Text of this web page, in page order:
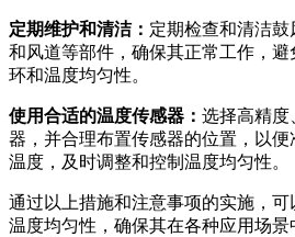
定期维护和清洁： 定期检查和清洁
和风道等部件，确保其正常工作，
环和温度均匀性。
使用合适的温度传感器： 选择高精度
器，并合理布置传感器的位置，以
温度，及时调整和控制温度均匀性。
通过以上措施和注意事项的实施，
温度均匀性，确保其在各种应用场